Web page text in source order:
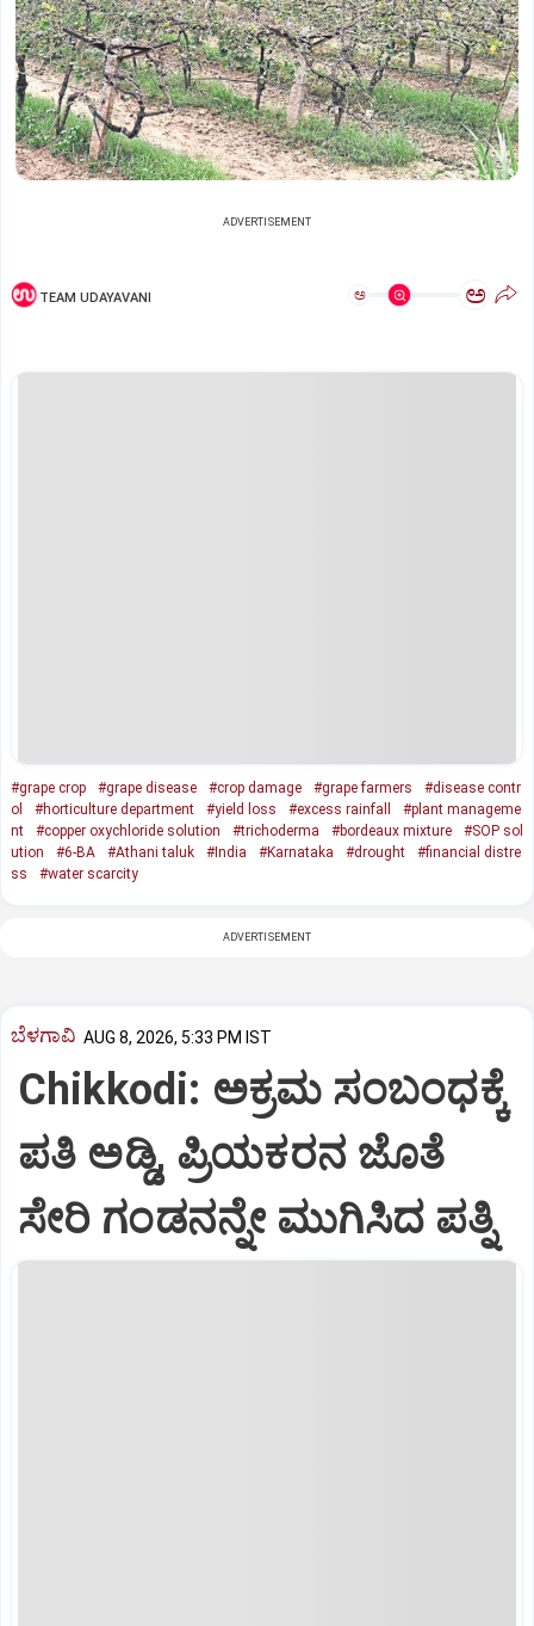
ADVERTISEMENT
TEAM UDAYAVANI ಅ ಅ
#grape crop #grape disease #crop damage #grape farmers
#disease contr
ol
#horticulture department #yield loss #excess rainfall
#plant manageme
nt
#copper oxychloride solution #trichoderma #bordeaux mixture
#SOP sol
ution
#6-BA #Athani taluk #India #Karnataka #drought
#financial distre
ss
#water scarcity
ADVERTISEMENT
ಬೆಳಗಾವಿ AUG 8, 2026, 5:33 PM IST
Chikkodi: ಅಕ್ರಮ ಸಂಬಂಧಕ್ಕೆ
ಪತಿ ಅಡ್ಡಿ, ಪ್ರಿಯಕರನ ಜೊತೆ
ಸೇರಿ ಗಂಡನನ್ನೇ ಮುಗಿಸಿದ ಪತ್ನಿ